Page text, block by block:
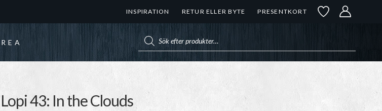
INSPIRATION RETUR ELLER BYTE PRESENTKORT
REA
Lopi 43: In the Clouds